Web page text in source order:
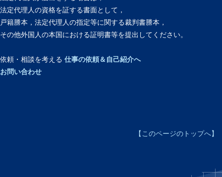
法定代理人の資格を証する書面として，
戸籍謄本，法定代理人の指定等に関する裁判書謄本，
その他外国人の本国における証明書等を提出してください。
依頼・相談を考える 仕事の依頼＆自己紹介へ
お問い合わせ
【このページのトップへ】